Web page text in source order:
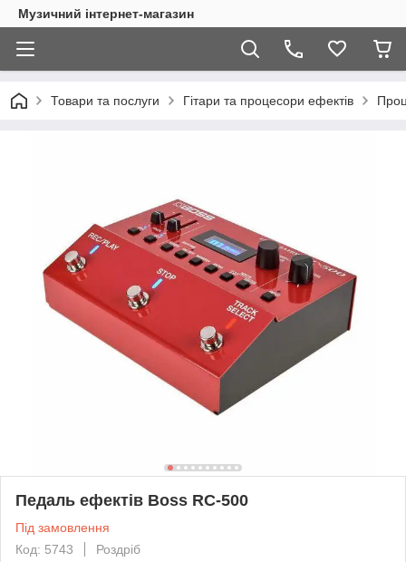
Музичний інтернет-магазин
Товари та послуги Гітари та процесори ефектів
Педаль ефектів Boss RC-500
Під замовлення
Код: 5743
Роздріб